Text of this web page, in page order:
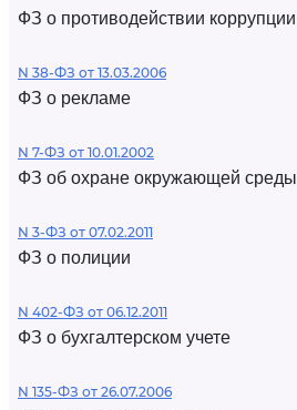
ФЗ о противодействии коррупции
N 38-ФЗ от 13.03.2006
ФЗ о рекламе
N 7-ФЗ от 10.01.2002
ФЗ об охране окружающей среды
N 3-ФЗ от 07.02.2011
ФЗ о полиции
N 402-ФЗ от 06.12.2011
ФЗ о бухгалтерском учете
N 135-ФЗ от 26.07.2006